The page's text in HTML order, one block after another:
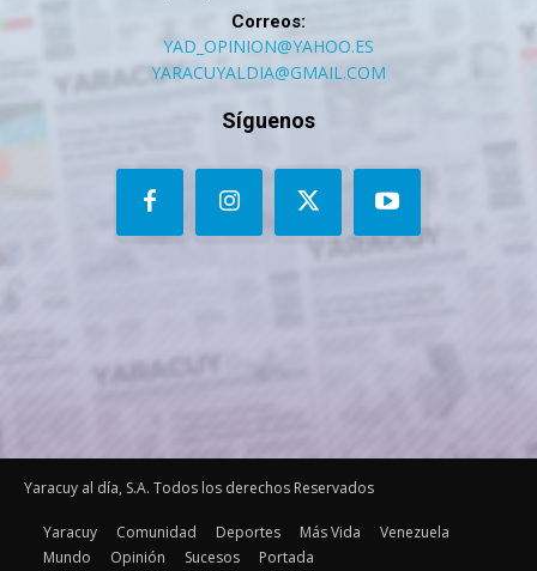
Correos:
YAD_OPINION@YAHOO.ES
YARACUYALDIA@GMAIL.COM
Síguenos
Yaracuy al día, S.A. Todos los derechos Reservados
Yaracuy Comunidad Deportes Más Vida
Venezuela
Mundo
Opinión Sucesos Portada